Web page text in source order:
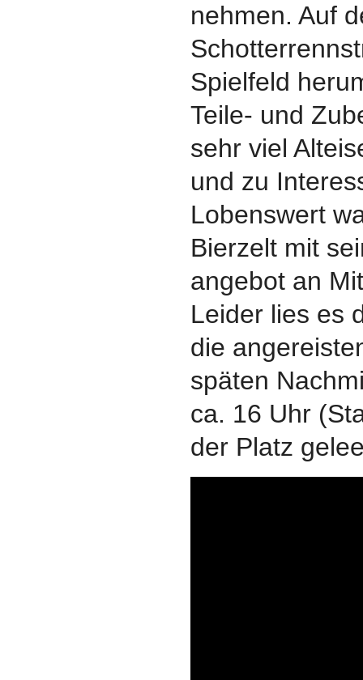
nehmen. Auf
Spielfeld
Teile- und
sehr viel
und zu
Lobenswert
Bierzelt mit
angebot an
Leider lies es
die
späten
ca. 16 Uhr
der Platz